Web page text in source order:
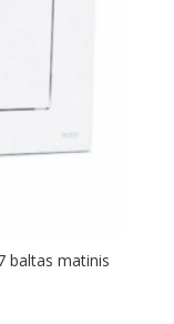
baltas matinis